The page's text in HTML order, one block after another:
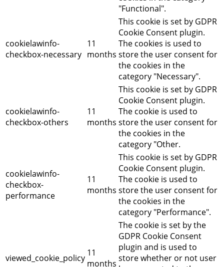
"Functional".
cookielawinfo-
checkbox-necessary
11
months
This cookie is set by GDPR
Cookie Consent plugin.
The cookies is used to
store the user consent for
the cookies in the
category "Necessary".
cookielawinfo-
checkbox-others
11
months
This cookie is set by GDPR
Cookie Consent plugin.
The cookie is used to
store the user consent for
the cookies in the
category "Other.
cookielawinfo-
checkbox-
performance
11
months
This cookie is set by GDPR
Cookie Consent plugin.
The cookie is used to
store the user consent for
the cookies in the
category "Performance".
viewed_cookie_policy 11
months
The cookie is set by the
GDPR Cookie Consent
plugin and is used to
store whether or not user